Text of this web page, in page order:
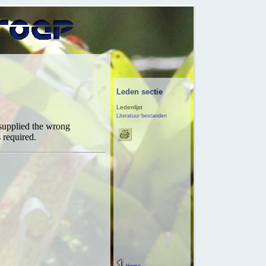
Leden sectie
Ledenlijst
Literatuur bestanden